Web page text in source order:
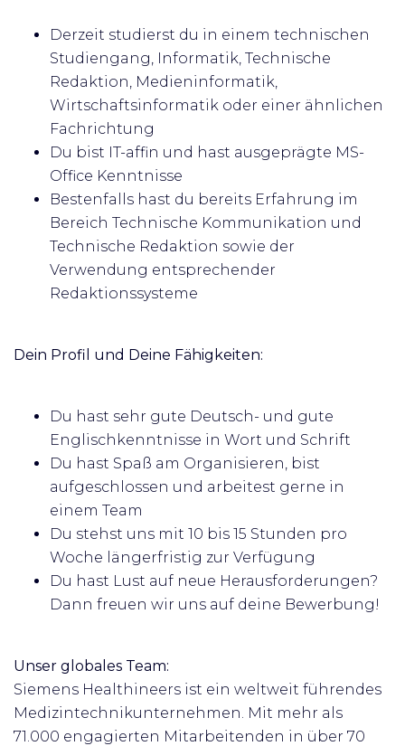
Derzeit studierst du in einem technischen
Studiengang, Informatik, Technische
Redaktion, Medieninformatik,
Wirtschaftsinformatik oder einer ähnlichen
Fachrichtung
Du bist IT-affin und hast ausgeprägte MS-
Office Kenntnisse
Bestenfalls hast du bereits Erfahrung im
Bereich Technische Kommunikation und
Technische Redaktion sowie der
Verwendung entsprechender
Redaktionssysteme
Dein Profil und Deine Fähigkeiten:
Du hast sehr gute Deutsch- und gute
Englischkenntnisse in Wort und Schrift
Du hast Spaß am Organisieren, bist
aufgeschlossen und arbeitest gerne in
einem Team
Du stehst uns mit 10 bis 15 Stunden pro
Woche längerfristig zur Verfügung
Du hast Lust auf neue Herausforderungen?
Dann freuen wir uns auf deine Bewerbung!
Unser globales Team:
Siemens Healthineers ist ein weltweit führendes
Medizintechnikunternehmen. Mit mehr als
71.000 engagierten Mitarbeitenden in über 70